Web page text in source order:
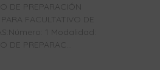
DE PREPARACIÓN
PARA FACULTATIVO DE
1 Modalidad:
DE PREPARAC...